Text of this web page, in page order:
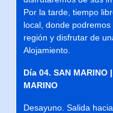
Por la tarde, tiempo
local, donde
región y disfrutar de
Alojamiento.
Día 04. SAN MARINO
MARINO
Desayuno. Salida